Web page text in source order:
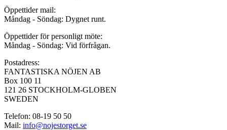
Öppettider mail:
Måndag - Söndag: Dygnet runt.
Öppettider för personligt möte:
Måndag - Söndag: Vid förfrågan.
Postadress:
FANTASTISKA NÖJEN AB
Box 100 11
121 26 STOCKHOLM-GLOBEN
SWEDEN
Telefon: 08-19 50 50
Mail: info@nojestorget.se